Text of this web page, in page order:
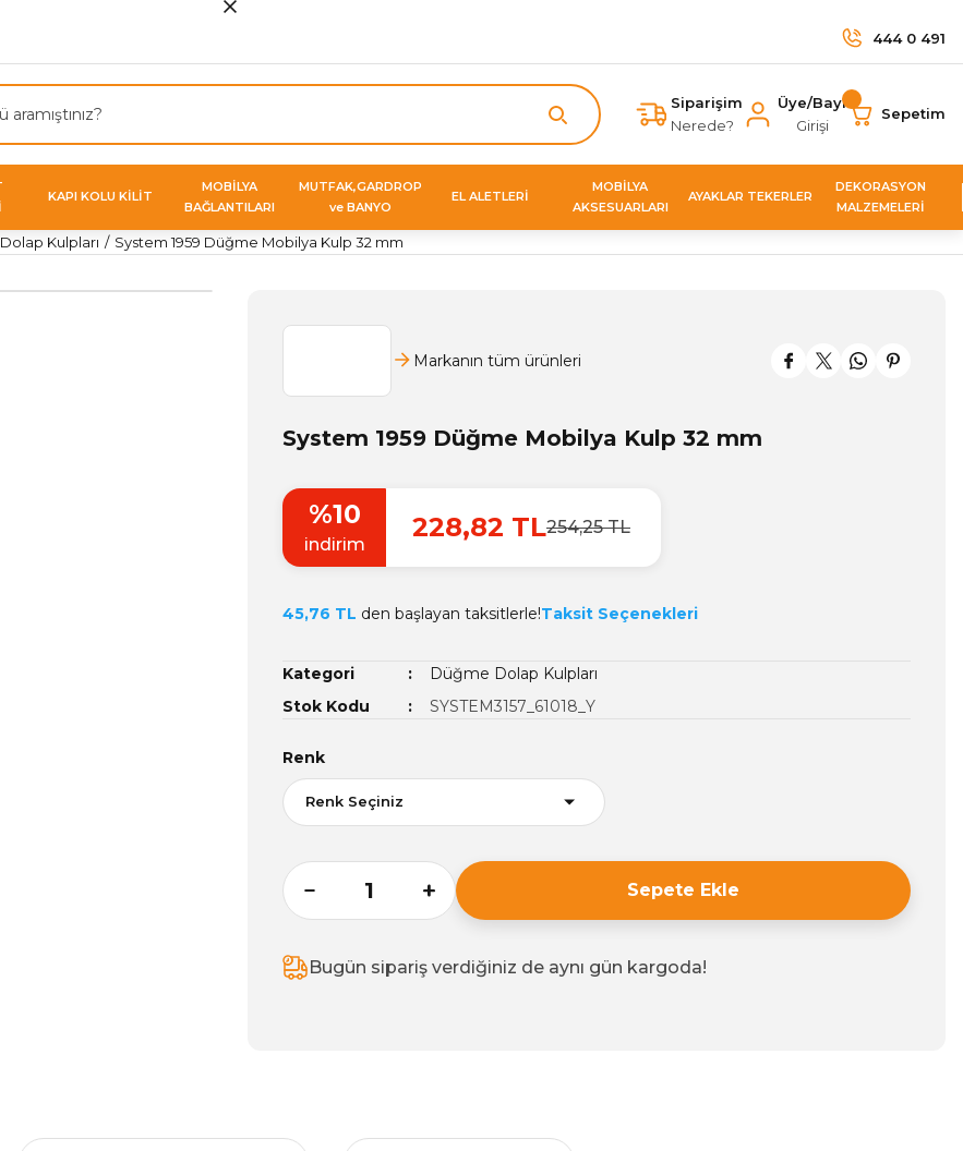
444 0 491
Siparişim
Nerede?
Üye/Bayi
Girişi
Sepetim
KAPI KOLU KİLİT
MOBİLYA
BAĞLANTILARI
MUTFAK,GARDROP
ve BANYO
EL ALETLERİ
MOBİLYA
AKSESUARLARI
AYAKLAR TEKERLER
DEKORASYON
MALZEMELERİ
Kulpları System 1959 Düğme Mobilya Kulp 32 mm
Markanın tüm ürünleri
System 1959 Düğme Mobilya Kulp 32 mm
%10
indirim
228,82 TL254,25 TL
45,76 TL den başlayan taksitlerle!Taksit Seçenekleri
Kategori
Düğme Dolap Kulpları
Stok Kodu
SYSTEM3157_61018_Y
Renk
Sepete Ekle
Bugün sipariş verdiğiniz de aynı gün kargoda!